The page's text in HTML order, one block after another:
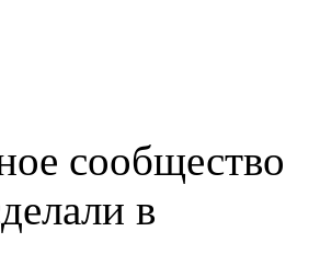
сообщество
в